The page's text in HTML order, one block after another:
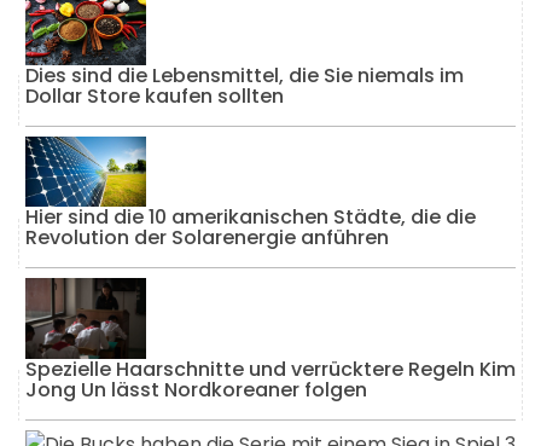
Dies sind die Lebensmittel, die Sie niemals im
Dollar Store kaufen sollten
Hier sind die 10 amerikanischen Städte, die die
Revolution der Solarenergie anführen
Spezielle Haarschnitte und verrücktere Regeln Kim
Jong Un lässt Nordkoreaner folgen